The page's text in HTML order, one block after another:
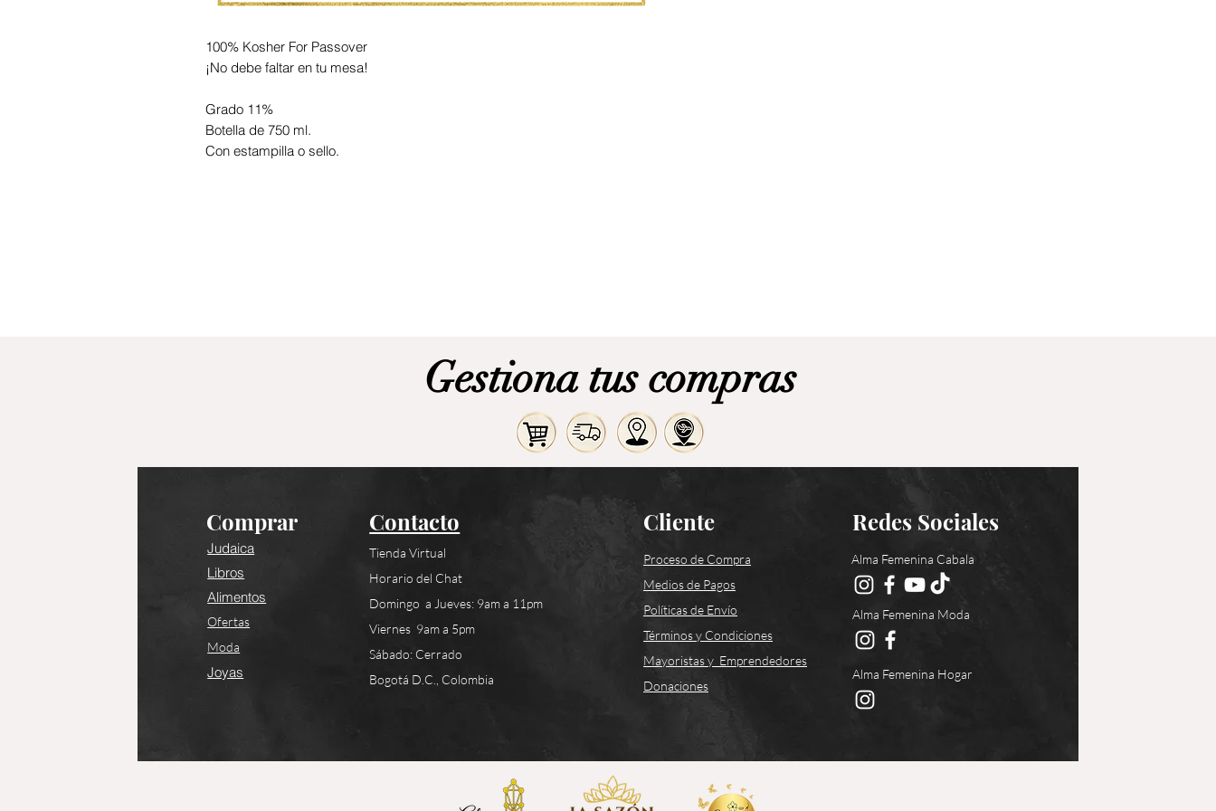
100% Kosher For Passover
¡No debe faltar en tu mesa!
Grado 11%
Botella de 750 ml.
Con estampilla o sello.
Gestiona tus compras
Comprar
Judaica
Libros
Alimentos
Ofertas
Moda
Joyas
Contacto
Tienda Virtual
Horario del Chat
Domingo a Jueves: 9am a 11pm
Viernes 9am a 5pm
Sábado: Cerrado
Bogotá D.C., Colombia
Cliente
Proceso de Compra
Medios de Pagos
Políticas de Envío
Términos y Condiciones
Mayoristas y Emprendedores
Donaciones
Redes Sociales
Alma Femenina Cabala
Alma Femenina Moda
Alma Femenina Hogar